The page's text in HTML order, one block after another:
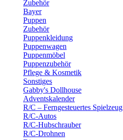
Zubehör
Bayer
Puppen
Zubehör
Puppenkleidung
Puppenwagen
Puppenmöbel
Puppenzubehör
Pflege & Kosmetik
Sonstiges
Gabby's Dollhouse
Adventskalender
R/C – Ferngesteuertes Spielzeug
R/C-Autos
R/C-Hubschrauber
R/C-Drohnen